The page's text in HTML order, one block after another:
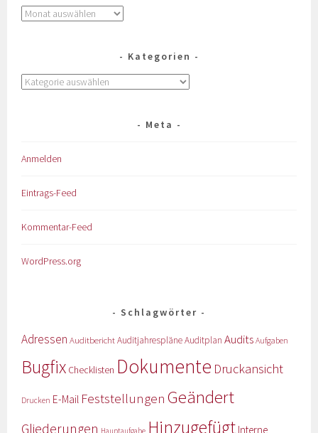
Kategorien
Meta
Anmelden
Eintrags-Feed
Kommentar-Feed
WordPress.org
Schlagwörter
Adressen AuditberichtAuditjahrespläneAuditplan Audits Aufgaben
Bugfix Checklisten Dokumente Druckansicht
Drucken E-Mail Feststellungen Geändert
Gliederungen Hauptaufgabe Hinzugefügt Interne